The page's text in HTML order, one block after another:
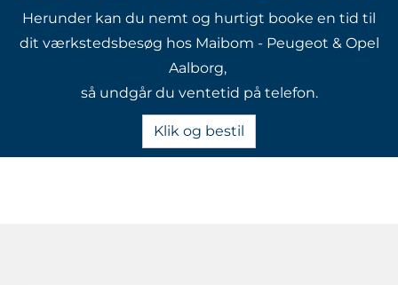
Herunder kan du nemt og hurtigt booke en tid til
dit værkstedsbesøg hos Maibom - Peugeot & Opel
Aalborg,
så undgår du ventetid på telefon.
Klik og bestil